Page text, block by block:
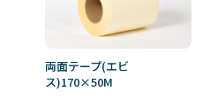
両面テープ(エビ
ス)170×50M